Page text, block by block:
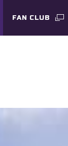
FAN CLUB